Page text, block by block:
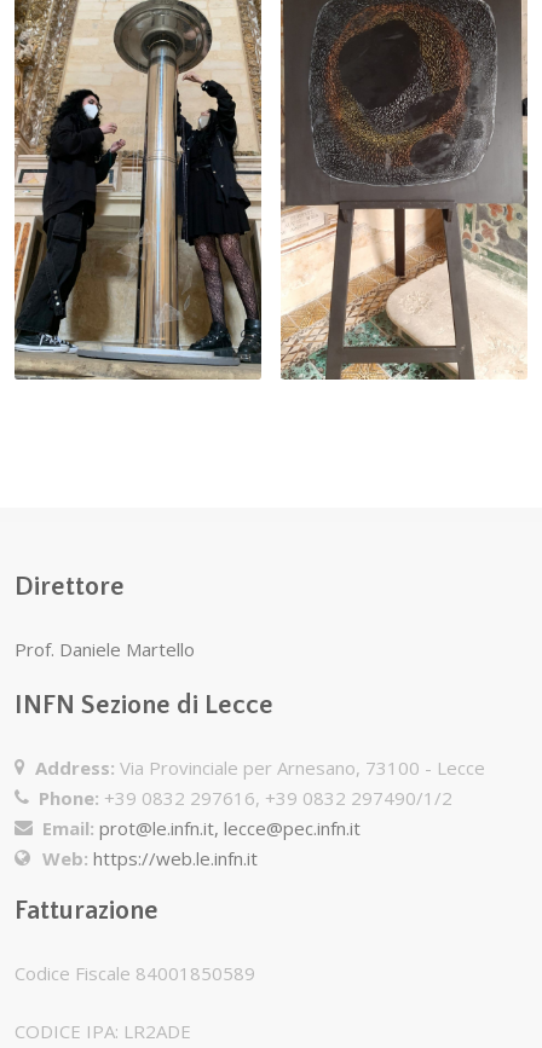
Direttore
Prof. Daniele Martello
INFN Sezione di Lecce
Address: Via Provinciale per Arnesano, 73100 - Lecce
Phone: +39 0832 297616, +39 0832 297490/1/2
Email: prot@le.infn.it, lecce@pec.infn.it
Web: https://web.le.infn.it
Fatturazione
Codice Fiscale 84001850589
CODICE IPA: LR2ADE